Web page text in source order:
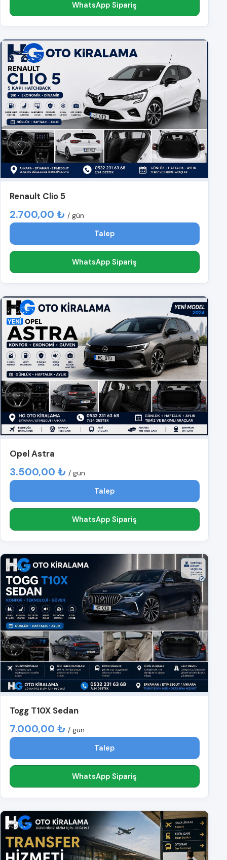
WhatsApp Sipariş
Renault Clio 5
2.700,00 ₺ / gün
Talep
WhatsApp Sipariş
Opel Astra
3.500,00 ₺ / gün
Talep
WhatsApp Sipariş
Togg T10X Sedan
7.000,00 ₺ / gün
Talep
WhatsApp Sipariş